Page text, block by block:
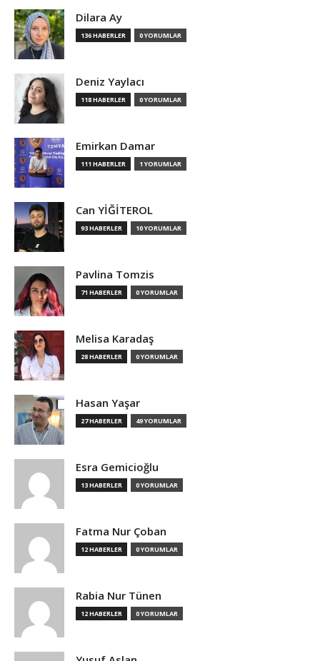
Dilara Ay
136 HABERLER 0 YORUMLAR
Deniz Yaylacı
118 HABERLER 0 YORUMLAR
Emirkan Damar
111 HABERLER 1 YORUMLAR
Can YİĞİTEROL
93 HABERLER 10 YORUMLAR
Pavlina Tomzis
71 HABERLER 0 YORUMLAR
Melisa Karadaş
28 HABERLER 0 YORUMLAR
Hasan Yaşar
27 HABERLER 49 YORUMLAR
Esra Gemicioğlu
13 HABERLER 0 YORUMLAR
Fatma Nur Çoban
12 HABERLER 0 YORUMLAR
Rabia Nur Tünen
12 HABERLER 0 YORUMLAR